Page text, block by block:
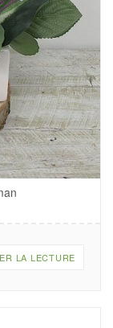
LA LECTURE